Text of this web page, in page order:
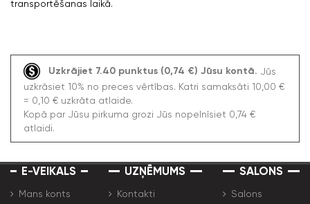
transportēšanas laikā.
Uzkrājiet 7.40 punktus (0,74 €) Jūsu kontā. Jūs
uzkrāsiet 10% no preces vērtības. Katri samaksāti 10,00 €
= 0,10 € uzkrāta atlaide.
Kopā par Jūsu pirkuma grozi Jūs nopelnīsiet 0,74 €
atlaidi.
E-VEIKALS
Mans konts
UZŅĒMUMS
Kontakti
SALONS
Salons